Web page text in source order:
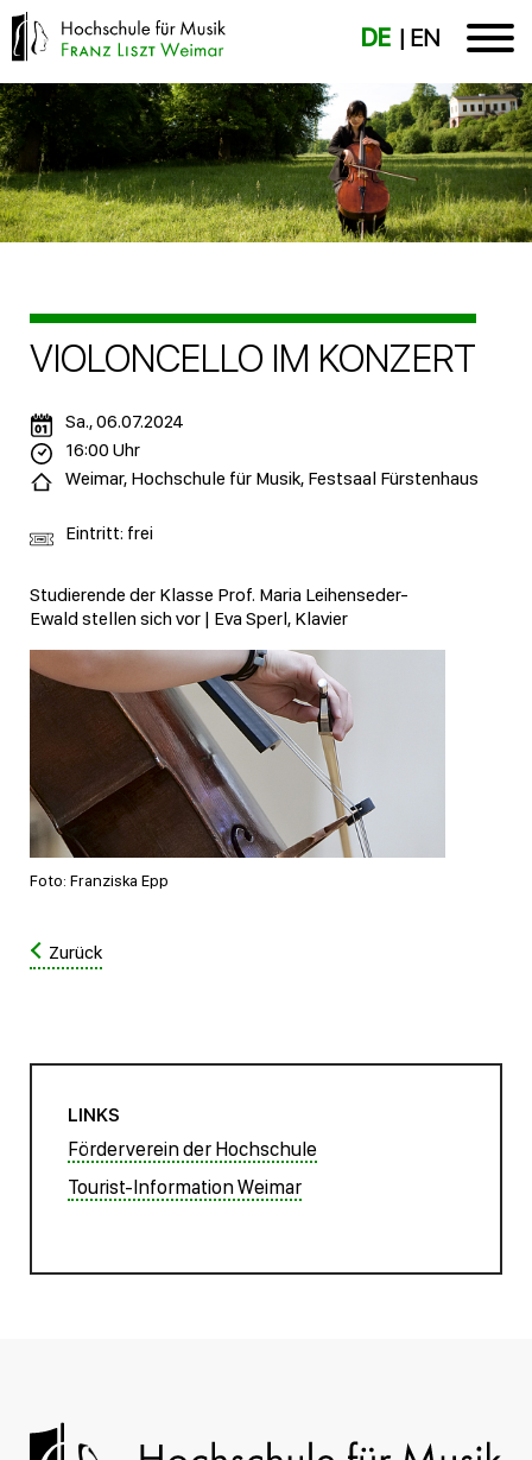
DE EN
VIOLONCELLO IM KONZERT
Studierende der Klasse Prof. Maria Leihenseder-
Ewald stellen sich vor | Eva Sperl, Klavier
Foto: Franziska Epp
Sa., 06.07.2024
16:00 Uhr
Weimar, Hochschule für Musik, Festsaal Fürstenhaus
Eintritt: frei
Zurück
LINKS
Förderverein der Hochschule
Tourist-Information Weimar